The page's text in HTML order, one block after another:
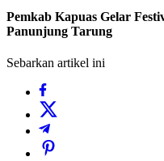
Pemkab Kapuas Gelar
Panunjung Tarung
Sebarkan artikel ini